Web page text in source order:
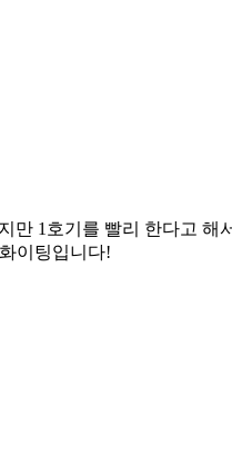
1호기를 빨리 한다고 해
이팅입니다!